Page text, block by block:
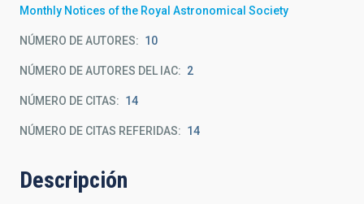
Monthly Notices of the Royal Astronomical Society
NÚMERO DE AUTORES 10
NÚMERO DE AUTORES DEL IAC 2
NÚMERO DE CITAS 14
NÚMERO DE CITAS REFERIDAS 14
Descripción